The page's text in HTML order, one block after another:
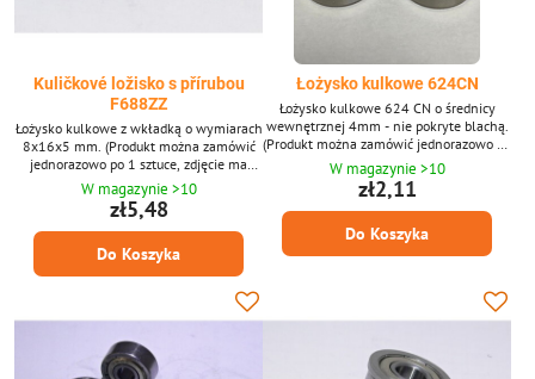
Kuličkové ložisko s přírubou
F688ZZ
Łożysko kulkowe z wkładką o wymiarach
8x16x5 mm. (Produkt można zamówić
jednorazowo po 1 sztuce, zdjęcie ma
charakter poglądowy.)
W magazynie >10
zł5,48
Do Koszyka
Łożysko kulkowe 624CN
Łożysko kulkowe 624 CN o średnicy
wewnętrznej 4mm - nie pokryte blachą.
(Produkt można zamówić jednorazowo po
1 sztuce, zdjęcie ma charakter
poglądowy.)
W magazynie >10
zł2,11
Do Koszyka